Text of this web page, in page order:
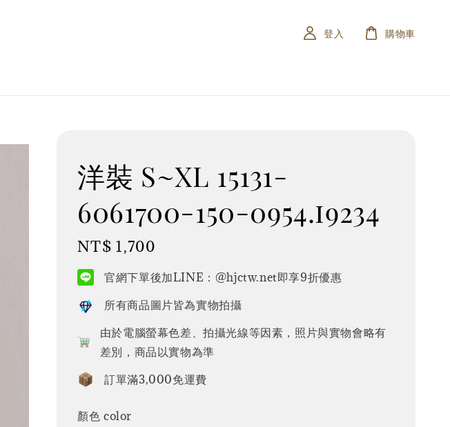
登入 購物車
洋裝 S~XL 15131-
6061700-150-0954.i9234
Regular
price
NT$ 1,700
官網下單後加LINE：@hjctw.net即享9折優惠
所有商品圖片皆為實物拍攝
由於電腦螢幕色差、拍攝光線等因素，照片與實物會略有
差別，商品以實物為準
訂單滿3,000免運費
顏色 color